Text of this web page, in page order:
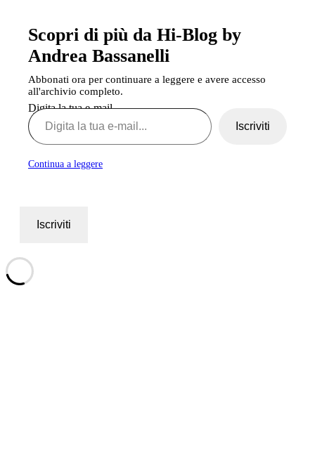
Scopri di più da Hi-Blog by
Andrea Bassanelli
Abbonati ora per continuare a leggere e avere accesso
all'archivio completo.
Digita la tua e-mail...
Iscriviti
Continua a leggere
Iscriviti